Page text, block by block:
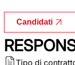
Candidati
Tipo di